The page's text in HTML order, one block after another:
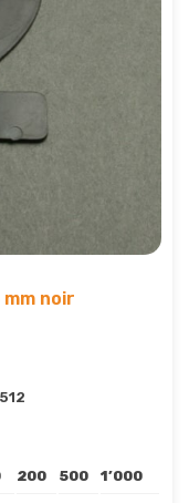
noir
200 500 1’000